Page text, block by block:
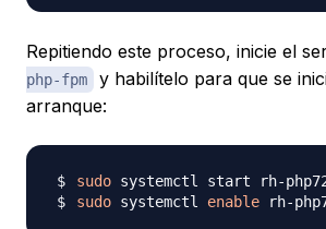
Repitiendo este proceso, inicie el
php-fpm
y habilítelo para que se
arranque:
sudo
sudo systemctl enable